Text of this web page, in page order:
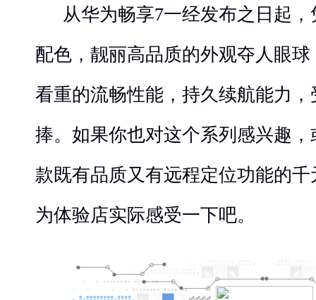
从华为畅享7一经发布之日起
配色，靓丽高品质的外观夺人眼
看重的流畅性能，持久续航能力
捧。如果你也对这个系列感兴趣
款既有品质又有远程定位功能的
为体验店实际感受一下吧。